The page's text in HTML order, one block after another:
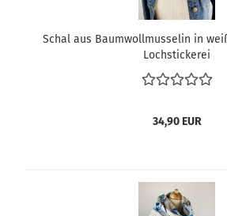
Schal aus Baumwollmusselin in
Lochstickerei
34,90 EUR